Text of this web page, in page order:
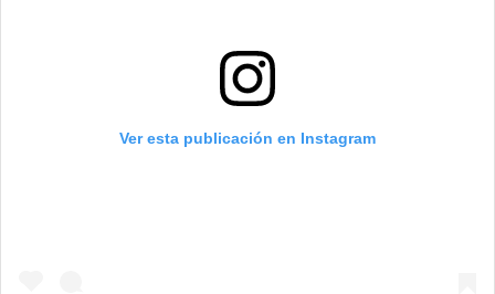
Ver esta publicación en Instagram